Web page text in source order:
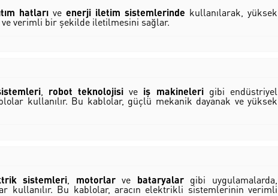
hatları ve enerji iletim sistemlerinde kullanılarak, yüksek
verimli bir şekilde iletilmesini sağlar.
, robot teknolojisi ve iş makinelerigibi endüstriyel
kullanılır. Bu kablolar, güçlü mekanik dayanak ve yüksek
sistemleri motorlarve bataryalargibi uygulamalarda,
kullanılır. Bu kablolar, aracın elektrikli sistemlerinin verimli